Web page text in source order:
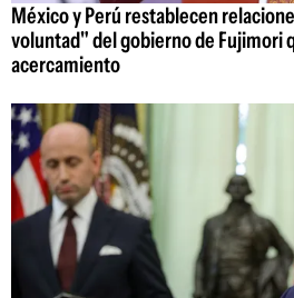
México y Perú restablecen
voluntad" del gobierno de Fujimori
acercamiento